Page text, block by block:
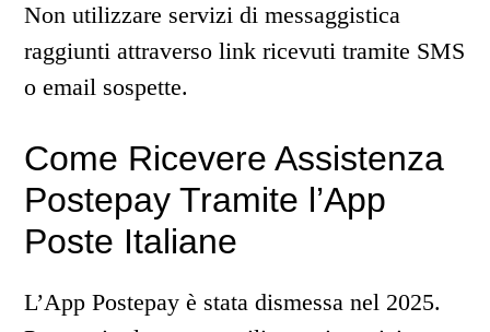
Non utilizzare servizi di messaggistica
raggiunti attraverso link ricevuti tramite SMS
o email sospette.
Come Ricevere Assistenza
Postepay Tramite l’App
Poste Italiane
L’App Postepay è stata dismessa nel 2025.